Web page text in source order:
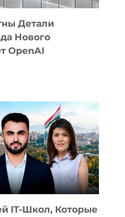
Детали
Нового
OpenAI
IT-Школ, Которые